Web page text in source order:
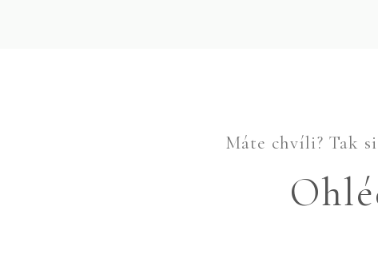
Máte chvíli? Tak